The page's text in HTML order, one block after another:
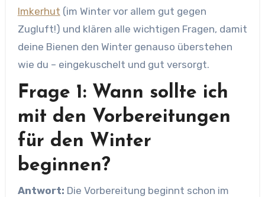
Imkerhut (im Winter vor allem gut gegen
Zugluft!) und klären alle wichtigen Fragen, damit
deine Bienen den Winter genauso überstehen
wie du – eingekuschelt und gut versorgt.
Frage 1: Wann sollte ich
mit den Vorbereitungen
für den Winter
beginnen?
Antwort: Die Vorbereitung beginnt schon im